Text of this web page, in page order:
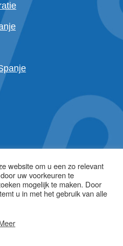
website om u een zo relevant
uw voorkeuren te
mogelijk te maken. Door
u in met het gebruik van alle